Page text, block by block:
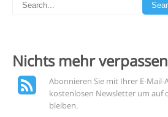
Nichts mehrverpassen
Abonnieren Sie mit Ihrer E-Mail-
kostenlosen Newsletter um auf
bleiben.